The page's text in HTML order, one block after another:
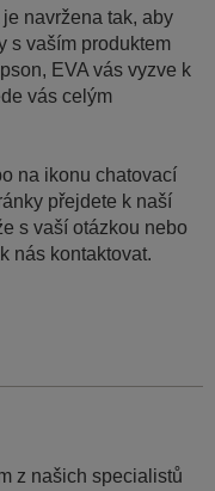
navržena tak, aby
s vaším produktem
EVA vás vyzve k
vás celým
na ikonu chatovací
přejdete k naší
s vaší otázkou nebo
nás kontaktovat.
z našich specialistů